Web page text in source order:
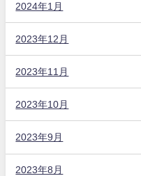
2024年1月
2023年12月
2023年11月
2023年10月
2023年9月
2023年8月